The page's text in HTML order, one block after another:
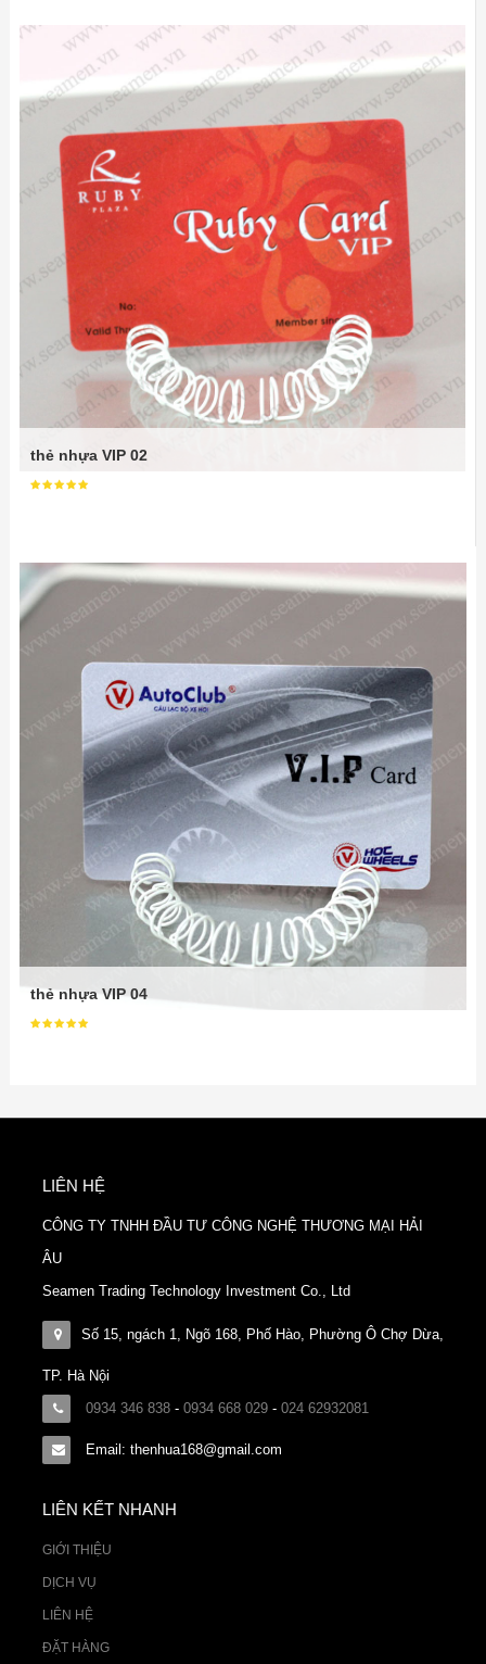
thẻ nhựa VIP 02
thẻ nhựa VIP 04
LIÊN HỆ
CÔNG TY TNHH ĐẦU TƯ CÔNG NGHỆ THƯƠNG MẠI HẢI
ÂU
Seamen Trading Technology Investment Co., Ltd
Số 15, ngách 1, Ngõ 168, Phố Hào, Phường Ô Chợ Dừa,
TP. Hà Nội
0934 346 838 - 0934 668 029 - 024 62932081
Email: thenhua168@gmail.com
LIÊN KẾT NHANH
GIỚI THIỆU
DỊCH VỤ
LIÊN HỆ
ĐẶT HÀNG